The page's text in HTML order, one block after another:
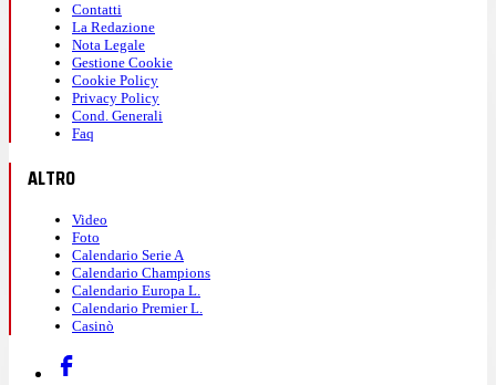
Contatti
La Redazione
Nota Legale
Gestione Cookie
Cookie Policy
Privacy Policy
Cond. Generali
Faq
ALTRO
Video
Foto
Calendario Serie A
Calendario Champions
Calendario Europa L.
Calendario Premier L.
Casinò